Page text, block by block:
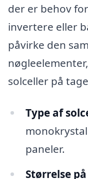
der er behov
invertere eller
påvirke den
solceller på
Type af
paneler.
Størrelse